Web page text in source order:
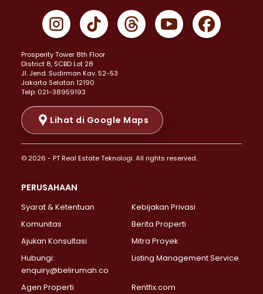
Properti Dijual di Gambir >
Properti Dijual di Johar Baru >
Properti Dijual di Menteng >
Properti Dijual di Senen >
Properti Dijual di Tanah Abang >
Properti Dijual di Cikini >
Properti Dijual di Kramat >
Properti Dijual di Pasar Baru >
Properti Dijual di Bendungan Hilir >
Properti Dijual di Jakarta Selatan >
Properti Dijual di Lebak Bulus >
Properti Dijual di Gandaria Selatan >
Properti Dijual di Pondok Labu >
Properti Dijual di Lenteng Agung >
Properti Dijual di Senayan >
Properti Dijual di Pondok Pinang >
Prosperity Tower 8th Floor
District 8, SCBD Lot 28
JI. Jend. Sudirman Kav. 52-53
Jakarta Selatan 12190
Telp: 021-38959193
Lihat di Google Maps
© 2026 - PT Real Estate Teknologi. All rights reserved.
PERUSAHAAN
Syarat & Ketentuan
Kebijakan Privasi
Komunitas
Berita Properti
Ajukan Konsultasi
Mitra Proyek
Hubungi:
enquiry@belirumah.co
Listing Management Service
Agen Properti Rentfix.com